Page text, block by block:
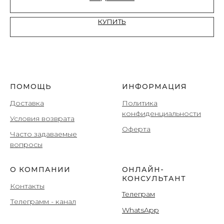
КУПИТЬ
ПОМОЩЬ
Доставка
Условия возврата
Часто задаваемые
вопросы
ИНФОРМАЦИЯ
Политика
конфиденциальности
Оферта
О КОМПАНИИ
Контакты
Телеграмм - канал
ОНЛАЙН-
КОНСУЛЬТАНТ
Teлеграм
WhatsApp